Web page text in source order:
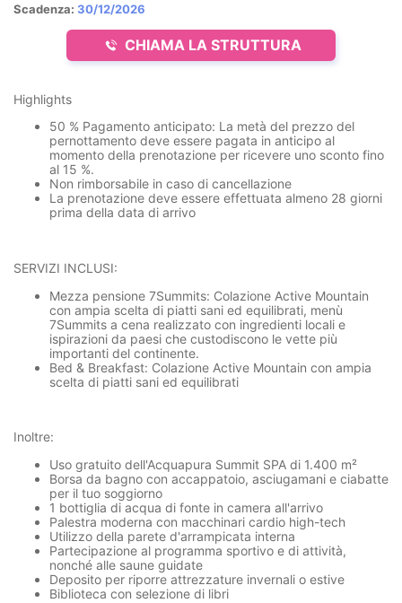
CHIAMA LA STRUTTURA
Scadenza: 30/12/2026
Highlights
50 % Pagamento anticipato: La metà del prezzo del
pernottamento deve essere pagata in anticipo al
momento della prenotazione per ricevere uno sconto fino
al 15 %.
Non rimborsabile in caso di cancellazione
La prenotazione deve essere effettuata almeno 28 giorni
prima della data di arrivo
SERVIZI INCLUSI:
Mezza pensione 7Summits: Colazione Active Mountain
con ampia scelta di piatti sani ed equilibrati, menù
7Summits a cena realizzato con ingredienti locali e
ispirazioni da paesi che custodiscono le vette più
importanti del continente.
Bed & Breakfast: Colazione Active Mountain con ampia
scelta di piatti sani ed equilibrati
Inoltre:
Uso gratuito dell'Acquapura Summit SPA di 1.400 m²
Borsa da bagno con accappatoio, asciugamani e ciabatte
per il tuo soggiorno
1 bottiglia di acqua di fonte in camera all'arrivo
Palestra moderna con macchinari cardio high-tech
Utilizzo della parete d'arrampicata interna
Partecipazione al programma sportivo e di attività,
nonché alle saune guidate
Deposito per riporre attrezzature invernali o estive
Biblioteca con selezione di libri